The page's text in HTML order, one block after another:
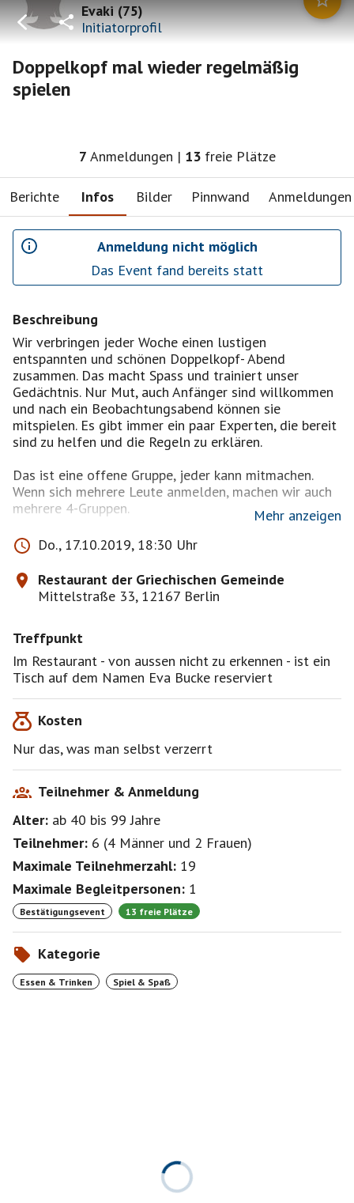
Evaki(75)
Initiatorprofil
Doppelkopf mal wieder regelmäßig
spielen
7 Anmeldungen | 13 freie Plätze
Berichte Infos Bilder Pinnwand Anmeldungen
Anmeldung nicht möglich
Das Event fand bereits statt
Beschreibung
Wir verbringen jeder Woche einen lustigen
entspannten und schönen Doppelkopf- Abend
zusammen. Das macht Spass und trainiert unser
Gedächtnis. Nur Mut, auch Anfänger sind willkommen
und nach ein Beobachtungsabend können sie
mitspielen. Es gibt immer ein paar Experten, die bereit
sind zu helfen und die Regeln zu erklären.
Das ist eine offene Gruppe, jeder kann mitmachen.
Wenn sich mehrere Leute anmelden, machen wir auch
mehrere 4-Gruppen.
In den Räumen von der Griechischen Gemeinde werden
Tavli, Schach oder auch Kartenspiele gespielt. Es ist
ruhiger als im Pub und es wird nicht geraucht. Es gibt
leckere Kleinigkeiten zum Essen, wenn man Appetit
oder Hunger hat. Beim schönen Wetter spielen wir im
Mehr anzeigen
Do., 17.10.2019, 18:30 Uhr
Restaurant der Griechischen Gemeinde
Mittelstraße 33, 12167 Berlin
Treffpunkt
Im Restaurant - von aussen nicht zu erkennen - ist ein
Tisch auf dem Namen Eva Bucke reserviert
Kosten
Nur das, was man selbst verzerrt
Teilnehmer & Anmeldung
Alter: ab 40 bis 99Jahre
Teilnehmer: 6 (4 Männer und 2 Frauen)
Maximale Teilnehmerzahl: 19
Maximale Begleitpersonen: 1
Bestätigungsevent 13 freie Plätze
Kategorie
Essen & Trinken Spiel & Spaß